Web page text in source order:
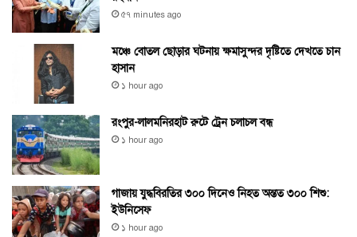
৫৭ minutes ago
মঞ্চে বোতল ছোড়ার ঘটনায় ক্ষমাসুন্দর দৃষ্টিতে দেখতে চান
হাসান
১ hour ago
রংপুর-লালমনিরহাট রুটে ট্রেন চলাচল বন্ধ
১ hour ago
গাজায় যুদ্ধবিরতির ৩০০ দিনেও নিহত অন্তত ৩০০ শিশু:
ইউনিসেফ
১ hour ago